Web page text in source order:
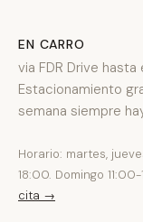
EN CARRO
via FDR Drive
Estacionamiento
semana siempre
Horario: martes,
18:00. Domingo
cita →